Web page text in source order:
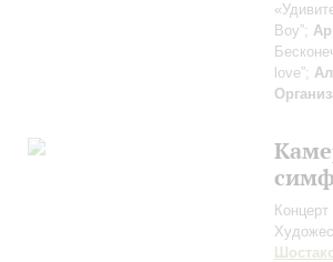
Boy”;
love”;